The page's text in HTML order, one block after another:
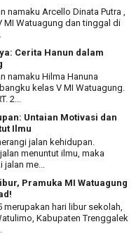
namaku Arcello Dinata Putra ,
MI Watuagung dan tinggal di
Cerita Hanun dalam
namaku Hilma Hanuna
kelas V MI Watuagung.
2...
Untaian Motivasi dan
Ilmu
jalan kehidupan.
menuntut ilmu, maka
me...
Pramuka MI Watuagung
hari libur sekolah,
Kabupaten Trenggalek